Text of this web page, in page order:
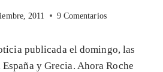
2011 9 Comentarios
publicada el domingo, las
España y Grecia. Ahora Roche